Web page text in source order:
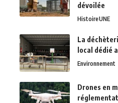
dévoilée
HistoireUNE
La
local dédié
Environnement
Drones en